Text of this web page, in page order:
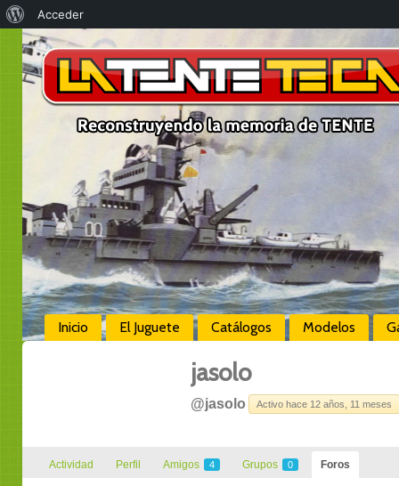
Inicio El Juguete Catálogos Modelos
jasolo
@jasolo Activo hace 12 años, 11 meses
Actividad Perfil Amigos 4 Grupos 0 Foros
Acerca
de
WordPress
Acceder